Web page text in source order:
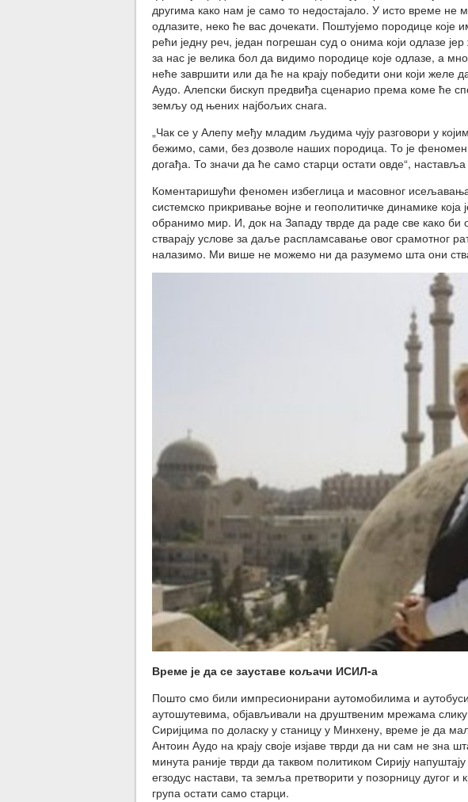
другима како нам је само то недостајало. У исто време
одлазите, неко ће вас дочекати. Поштујемо породице које
рећи једну реч, један погрешан суд о онима који одлазе
за нас је велика бол да видимо породице које одлазе, а
неће завршити или да ће на крају победити они који желе
Аудо. Алепски бискуп предвиђа сценарио према коме ће
земљу од њених најбољих снага.
„Чак се у Алепу међу младим људима чују разговори у
бежимо, сами, без дозволе наших породица. То је
догађа. То значи да ће само старци остати овде“,
Коментаришући феномен избеглица и масовног
системско прикривање војне и геополитичке динамике
обранимо мир. И, док на Западу тврде да раде све како
стварају услове за даље распламсавање овог срамотног
налазимо. Ми више не можемо ни да разумемо шта они
Време је да се зауставе кољачи ИСИЛ-а
Пошто смо били импресионирани аутомобилима и
аутошутевима, објављивали на друштвеним мрежама
Сиријцима по доласку у станицу у Минхену, време је да
Антоин Аудо на крају своје изјаве тврди да ни сам не зна
минута раније тврди да таквом политиком Сирију
егзодус настави, та земља претворити у позорницу дугог
група остати само старци.